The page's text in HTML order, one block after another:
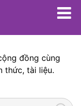
đồng cùng
thức, tài liệu.